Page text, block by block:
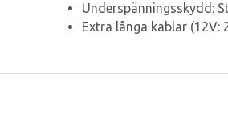
Underspänningsskydd:
Extra långa kablar (12V: